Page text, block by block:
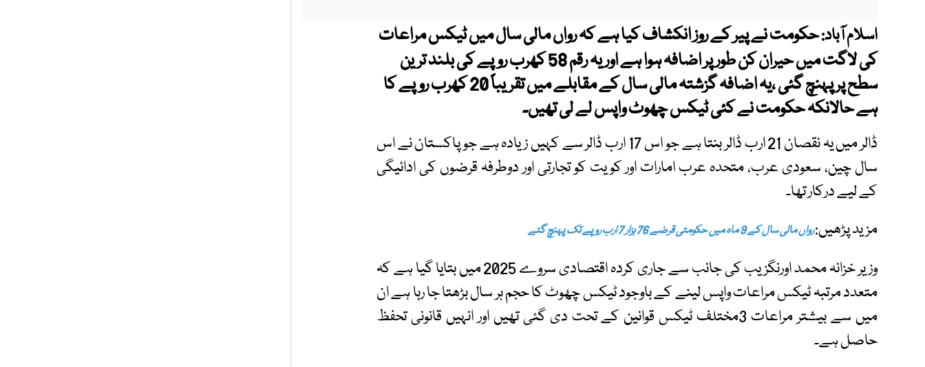
اسلام آباد:حکومت نے پیر کے روز انکشاف کیا ہے کہ رواں مالی سال میں ٹیکس مراعات
کی لاگت میں حیران کن طور پر اضافہ ہوا ہے اور یہ رقم 58 کھرب روپے کی بلند ترین
سطح پر پہنچ گئی ،یہ اضافہ گزشتہ مالی سال کے مقابلے میں تقریباً 20 کھرب روپے کا
ہے حالانکہ حکومت نے کئی ٹیکس چھوٹ واپس لے لی تھیں۔
ڈالر میں یہ نقصان 21 ارب ڈالر بنتا ہے جو اس 17 ارب ڈالر سے کہیں زیادہ ہے جو پاکستان نے اس
سال چین، سعودی عرب، متحدہ عرب امارات اور کویت کو تجارتی اور دوطرفہ قرضوں کی ادائیگی
کے لیے درکار تھا۔
مزید پڑھیں:رواں مالی سال کے 9 ماہ میں حکومتی قرضے 76 ہزار 7 ارب روپے تک پہنچ گئے
وزیر خزانہ محمد اورنگزیب کی جانب سے جاری کردہ اقتصادی سروے 2025 میں بتایا گیا ہے کہ
متعدد مرتبہ ٹیکس مراعات واپس لینے کے باوجود ٹیکس چھوٹ کا حجم ہر سال بڑھتا جا رہا ہے ان
میں سے بیشتر مراعات 3مختلف ٹیکس قوانین کے تحت دی گئی تھیں اور انہیں قانونی تحفظ
حاصل ہے۔